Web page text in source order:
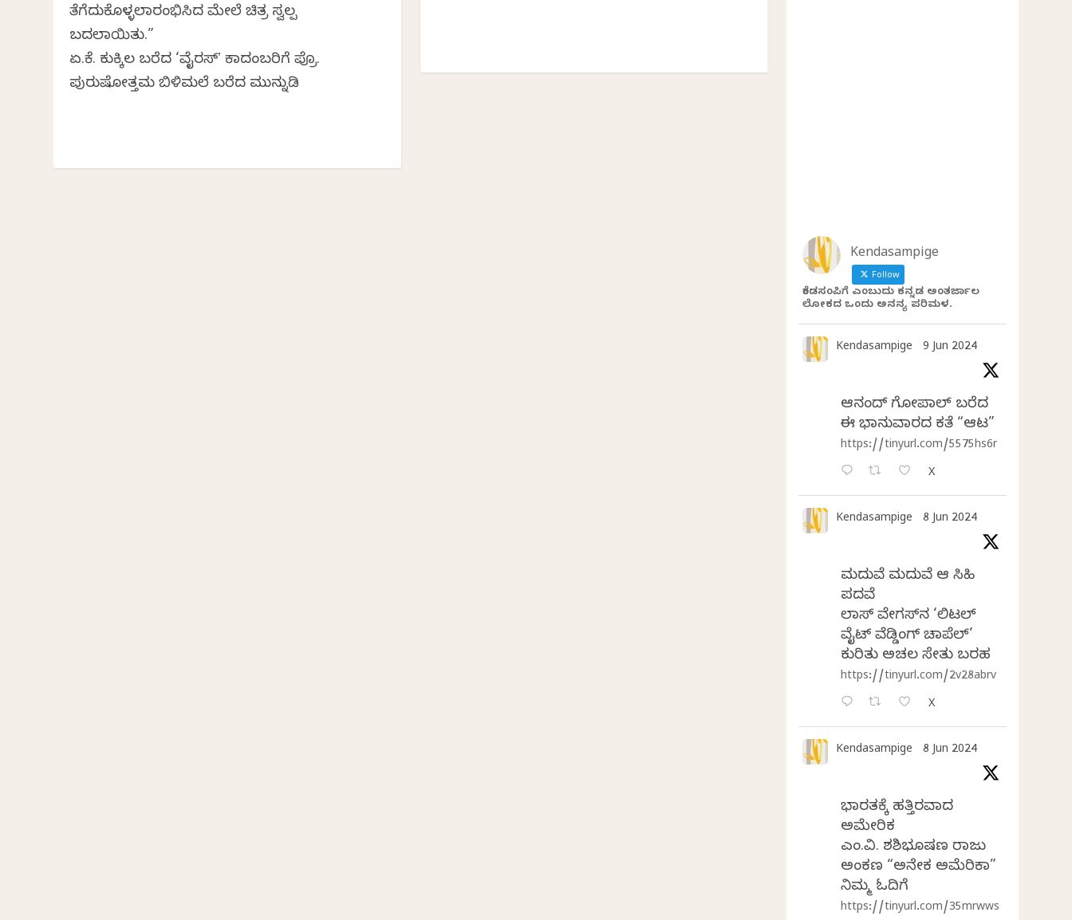
ತೆಗೆದುಕೊಳ್ಳಲಾರಂಭಿಸಿದ ಮೇಲೆ ಚಿತ್ರ ಸ್ವಲ್ಪ
ಬದಲಾಯಿತು.”
ಏ.ಕೆ. ಕುಕ್ಕಿಲ ಬರೆದ ‘ವೈರಸ್‌ʼ ಕಾದಂಬರಿಗೆ ಪ್ರೊ.
ಪುರುಷೋತ್ತಮ ಬಿಳಿಮಲೆ ಬರೆದ ಮುನ್ನುಡಿ
Kendasampige
Follow
ಕೆಂಡಸಂಪಿಗೆ ಎಂಬುದು ಕನ್ನಡ ಅಂತರ್ಜಾಲ
ಲೋಕದ ಒಂದು ಅನನ್ಯ ಪರಿಮಳ.
Kendasampige 9 Jun 2024
ಆನಂದ್‌ ಗೋಪಾಲ್‌ ಬರೆದ
ಈ ಭಾನುವಾರದ ಕತೆ “ಆಟ”
https://tinyurl.com/5575hs6r
X
Kendasampige 8 Jun 2024
ಮದುವೆ ಮದುವೆ ಆ ಸಿಹಿ
ಪದವೆ
ಲಾಸ್‌ ವೇಗಸ್‌ನ ‘ಲಿಟಲ್
ವೈಟ್ ವೆಡ್ಡಿಂಗ್ ಚಾಪೆಲ್’
ಕುರಿತು ಅಚಲ ಸೇತು ಬರಹ
https://tinyurl.com/2v28abrv
X
Kendasampige 8 Jun 2024
ಭಾರತಕ್ಕೆ ಹತ್ತಿರವಾದ
ಅಮೇರಿಕ
ಎಂ.ವಿ. ಶಶಿಭೂಷಣ ರಾಜು
ಅಂಕಣ “ಅನೇಕ ಅಮೆರಿಕಾ”
ನಿಮ್ಮ ಓದಿಗೆ
https://tinyurl.com/35mrwws